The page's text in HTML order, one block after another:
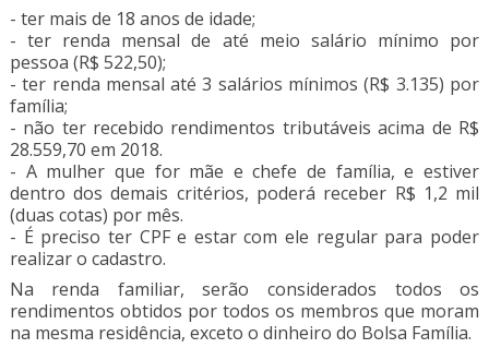
- ter mais de 18 anos de idade;
- ter renda mensal de até meio salário mínimo por
pessoa (R$ 522,50);
- ter renda mensal até 3 salários mínimos (R$ 3.135) por
família;
- não ter recebido rendimentos tributáveis acima de R$
28.559,70 em 2018.
- A mulher que for mãe e chefe de família, e estiver
dentro dos demais critérios, poderá receber R$ 1,2 mil
(duas cotas) por mês.
- É preciso ter CPF e estar com ele regular para poder
realizar o cadastro.
Na renda familiar, serão considerados todos os
rendimentos obtidos por todos os membros que moram
na mesma residência, exceto o dinheiro do Bolsa Família.